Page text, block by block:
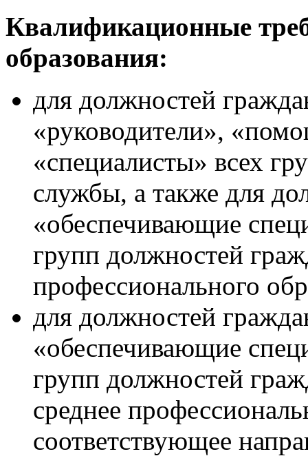
Квалификационные
образования:
для должностей
«руководители»,
«специалисты» всех
службы, а также для
«обеспечивающие
групп должностей
профессионального
для должностей
«обеспечивающие
групп должностей
среднее
соответствующее